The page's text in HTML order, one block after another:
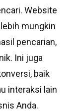
Website
mungkin
pencarian,
Ini juga
baik
interaksi lain
Anda.